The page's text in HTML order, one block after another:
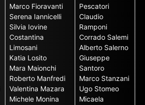
Marco Fioravanti
Serena Iannicelli
Silvia Iovine
Costantina
Limosani
Katia Losito
Mara Maionchi
Roberto Manfredi
Valentina Mazara
Michele Monina
Pescatori
Claudio
Ramponi
Corrado Salemi
Alberto Salerno
Giuseppe
Santoro
Marco Stanzani
Ugo Stomeo
Micaela